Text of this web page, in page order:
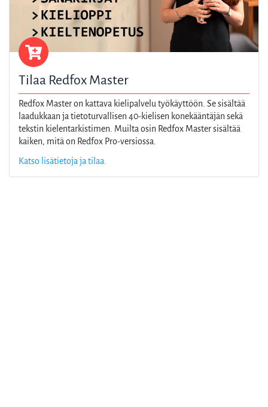
Tilaa Redfox Master
Redfox Master on kattava kielipalvelu työkäyttöön. Se sisältää
laadukkaan ja tietoturvallisen 40-kielisen konekääntäjän sekä
tekstin kielentarkistimen. Muilta osin Redfox Master sisältää
kaiken, mitä on Redfox Pro-versiossa.
Katso lisätietoja ja tilaa.